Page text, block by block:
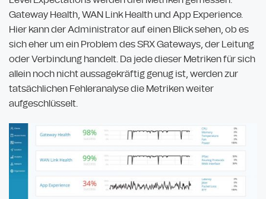
Gateway Health, WAN Link Health und App Experience.
Hier kann der Administrator auf einen Blick sehen, ob es
sich eher um ein Problem des SRX Gateways, der Leitung
oder Verbindung handelt. Da jede dieser Metriken für sich
allein noch nicht aussagekräftig genug ist, werden zur
tatsächlichen Fehleranalyse die Metriken weiter
aufgeschlüsselt.